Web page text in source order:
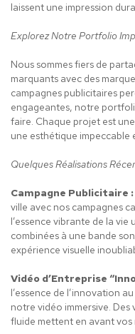
laissent une impression
Explorez Notre Portfolio
Nous sommes fiers de
marquants avec des
campagnes publicitaires
engageantes, notre
faire. Chaque projet est
une esthétique impeccable
Quelques Réalisations
Campagne Publicitaire :
ville avec nos campagnes
l’essence vibrante de la vie
combinées à une bande
expérience visuelle
Vidéo d’Entreprise
l’essence de l’innovation
notre vidéo immersive.
fluide mettent en avant